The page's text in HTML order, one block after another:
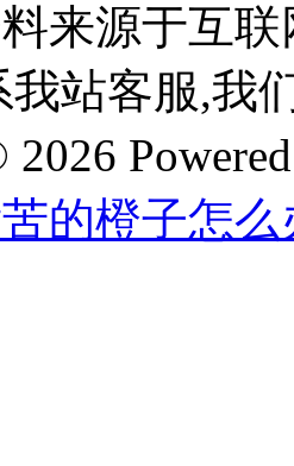
来源于互
我站客服,我
的橙子怎么